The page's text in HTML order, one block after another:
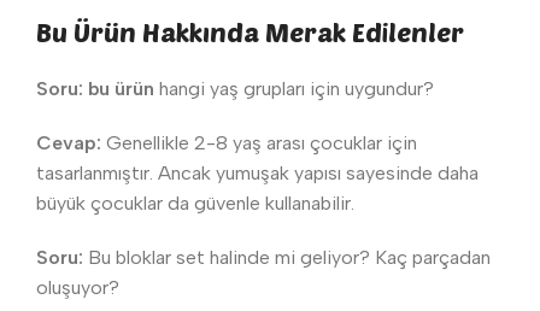
Bu Ürün Hakkında Merak Edilenler
Soru: bu ürün hangi yaş grupları için uygundur?
Cevap: Genellikle 2-8 yaş arası çocuklar için
tasarlanmıştır. Ancak yumuşak yapısı sayesinde daha
büyük çocuklar da güvenle kullanabilir.
Soru: Bu bloklar set halinde mi geliyor? Kaç parçadan
oluşuyor?